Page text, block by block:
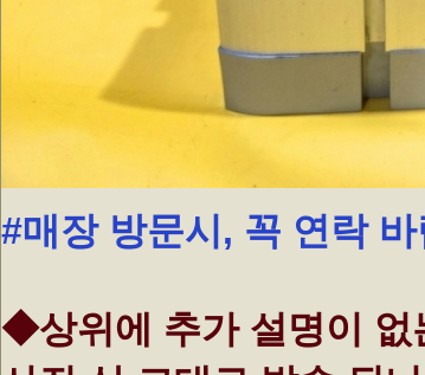
#매장 방문시, 꼭 연락
◆상위에 추가 설명이 없